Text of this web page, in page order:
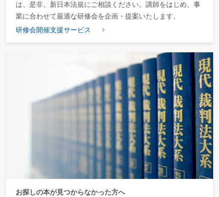
は、是非、新日本法規にご相談ください。講師をはじめ、事
業に合わせて最適な研修会を企画・提案いたします。
研修会開催支援サービス
お探しの本が見つからなかった方へ